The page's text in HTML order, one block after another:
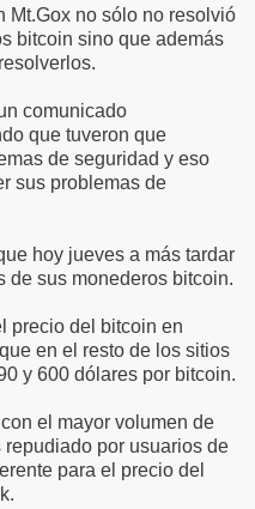
Mt.Gox no sólo no resolvió
bitcoin sino que además
comunicado
que tuveron que
de seguridad y eso
sus problemas de
hoy jueves a más tardar
de sus monederos bitcoin.
precio del bitcoin en
en el resto de los sitios
y 600 dólares por bitcoin.
el mayor volumen de
por usuarios de
para el precio del